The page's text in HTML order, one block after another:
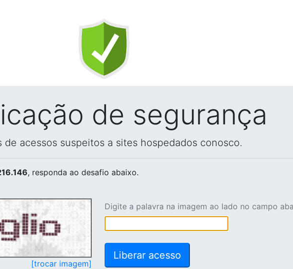
de segurança
acessos suspeitos a sites hospedados conosco.
, responda ao desafio abaixo.
[trocar imagem]
Digite a palavra na imagem ao lado no campo